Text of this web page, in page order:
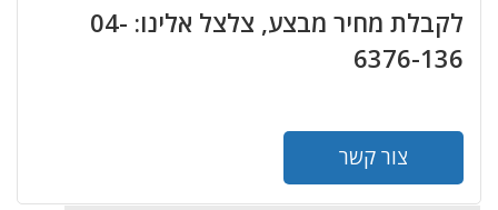
לקבלת מחיר מבצע, צלצל אלינו: 04-
6376-136
צור קשר